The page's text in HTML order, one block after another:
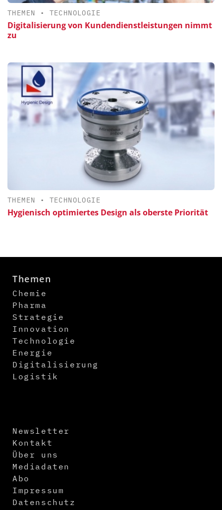
THEMEN • TECHNOLOGIE
Digitalisierung von Kundendienstleistungen nimmt
zu
THEMEN • TECHNOLOGIE
Hygienisch optimiertes Design als oberste Priorität
Themen
Chemie
Pharma
Strategie
Innovation
Technologie
Energie
Digitalisierung
Logistik
Newsletter
Kontakt
Über uns
Mediadaten
Abo
Impressum
Datenschutz